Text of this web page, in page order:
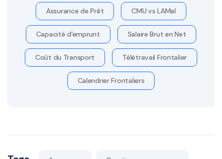
Assurance de Prêt CMU vs LAMal
Capacité d'emprunt Salaire Brut en Net
Coût du Transport Télétravail Frontalier
Calendrier Frontaliers